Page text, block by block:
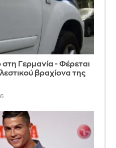
Γερμανία - Φέρεται
βραχίονα της